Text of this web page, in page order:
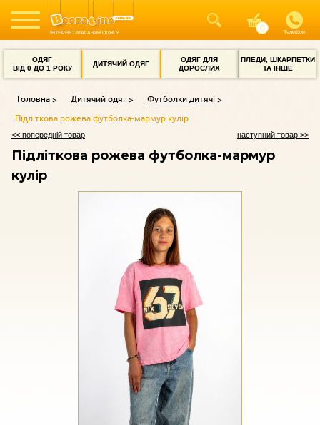
ІНТЕРНЕТ-МАГАЗИН ОДЯГУ Телефон
ОДЯГ
ВІД 0 ДО 1 РОКУ
ДИТЯЧИЙ ОДЯГ
ОДЯГ ДЛЯ
ДОРОСЛИХ
ПЛЕДИ, ШКАРПЕТКИ
ТА ІНШЕ
Головна Дитячий одяг
Футболки дитячі
Підліткова рожева футболка-мармур кулір
<< попередній товар наступний товар >>
Підліткова рожева футболка-мармур
кулір